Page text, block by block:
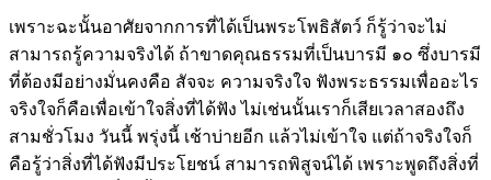
เพราะฉะนั้นอาศัยจากการที่ได้เป็นพระโพธิสัตว์ ก็รู้ว่าจะไม่
สามารถรู้ความจริงได้ ถ้าขาดคุณธรรมที่เป็นบารมี ๑๐ ซึ่งบารมี
ที่ต้องมีอย่างมั่นคงคือ สัจจะ ความจริงใจ ฟังพระธรรมเพื่ออะไร
จริงใจก็คือเพื่อเข้าใจสิ่งที่ได้ฟัง ไม่เช่นนั้นเราก็เสียเวลาสองถึง
สามชั่วโมง วันนี้ พรุ่งนี้ เช้าบ่ายอีก แล้วไม่เข้าใจ แต่ถ้าจริงใจก็
คือรู้ว่าสิ่งที่ได้ฟังมีประโยชน์ สามารถพิสูจน์ได้ เพราะพูดถึงสิ่งที่